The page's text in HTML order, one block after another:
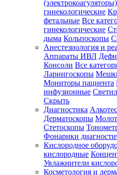
(электрокоагуляторы)
гинекологические
фетальные Все
гинекологические
дыма Кольпоскопы
Анестезиология и
Аппараты ИВЛ
Консоли Все
Ларингоскопы
Мониторы пациента
инфузионные
Скрыть
Диагностика
Дерматоскопы
Стетоскопы
Фонарики
Кислородное
кислородные
Увлажнители
Косметология и